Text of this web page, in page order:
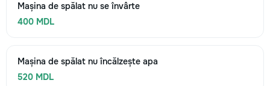
Mașina de spălat nu se învârte
400 MDL
Mașina de spălat nu încălzește apa
520 MDL